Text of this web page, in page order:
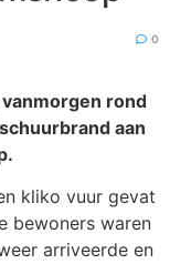
0
rond
aan
kliko vuur gevat
bewoners waren
arriveerde en